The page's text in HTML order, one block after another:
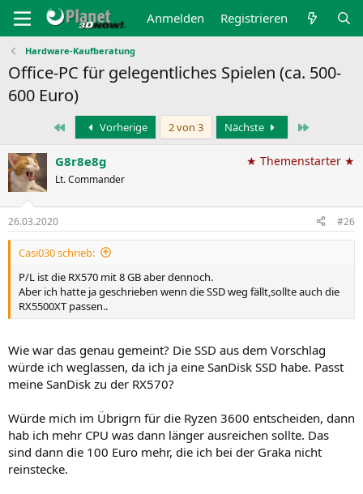
Anmelden Registrieren
Hardware-Kaufberatung
Office-PC für gelegentliches Spielen (ca. 500-
600 Euro)
Erste Vorherige 2 von 3 Nächste
G8r8e8g
Lt. Commander
★ Themenstarter ★
26.03.2020 #26
Casi030 schrieb:
P/L ist die RX570 mit 8 GB aber dennoch.
Aber ich hatte ja geschrieben wenn die SSD weg fällt,sollte auch die
RX5500XT passen..
Wie war das genau gemeint? Die SSD aus dem Vorschlag
würde ich weglassen, da ich ja eine SanDisk SSD habe. Passt
meine SanDisk zu der RX570?
Würde mich im Übrigrn für die Ryzen 3600 entscheiden, dann
hab ich mehr CPU was dann länger ausreichen sollte. Das
sind dann die 100 Euro mehr, die ich bei der Graka nicht
reinstecke.